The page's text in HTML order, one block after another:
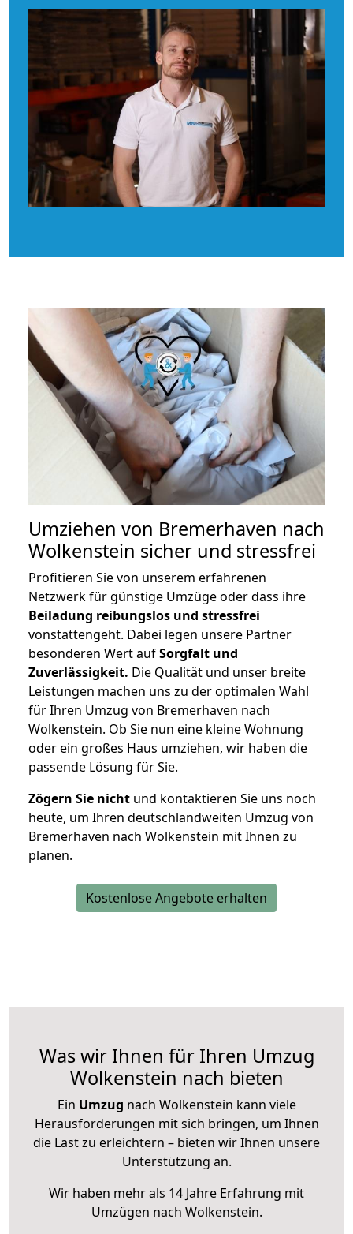
Umziehen von Bremerhaven nach
Wolkenstein sicher und stressfrei
Profitieren Sie von unserem erfahrenen
Netzwerk für günstige Umzüge oder dass ihre
Beiladung reibungslos und stressfrei
vonstattengeht. Dabei legen unsere Partner
besonderen Wert aufSorgfalt und
Zuverlässigkeit. Die Qualität und unser breite
Leistungen machen uns zu der optimalen Wahl
für Ihren Umzug von Bremerhaven nach
Wolkenstein. Ob Sie nun eine kleine Wohnung
oder ein großes Haus umziehen, wir haben die
passende Lösung für Sie.
Zögern Sie nicht und kontaktieren Sie uns noch
heute, um Ihren deutschlandweiten Umzug von
Bremerhaven nach Wolkenstein mit Ihnen zu
planen.
Kostenlose Angebote erhalten
Was wir Ihnen für Ihren Umzug
Wolkenstein nach bieten
Ein Umzug nach Wolkenstein kann viele
Herausforderungen mit sich bringen, um Ihnen
die Last zu erleichtern – bieten wir Ihnen unsere
Unterstützung an.
Wir haben mehr als 14 Jahre Erfahrung mit
Umzügen nach Wolkenstein.